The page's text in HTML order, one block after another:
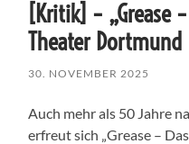
[Kritik] – „Grease
Theater Dortmund
30. NOVEMBER 2025
Auch mehr als 50 Jahre
erfreut sich „Grease –